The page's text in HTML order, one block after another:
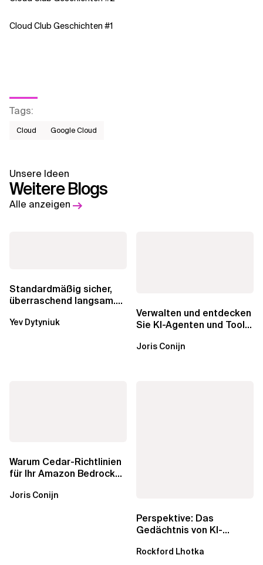
Cloud Club Geschichten #1
Tags:
Cloud Google Cloud
Unsere Ideen
Weitere Blogs
Alle anzeigen
Standardmäßig sicher,
überraschend langsam.
über die RDS...
Yev Dytyniuk
Verwalten und entdecken
Sie KI-Agenten und Tools
AgentCore...
Joris Conijn
Warum Cedar-Richtlinien
für Ihr Amazon Bedrock
wichtig sind
Joris Conijn
Perspektive: Das
Gedächtnis von KI-
dem...
Rockford Lhotka